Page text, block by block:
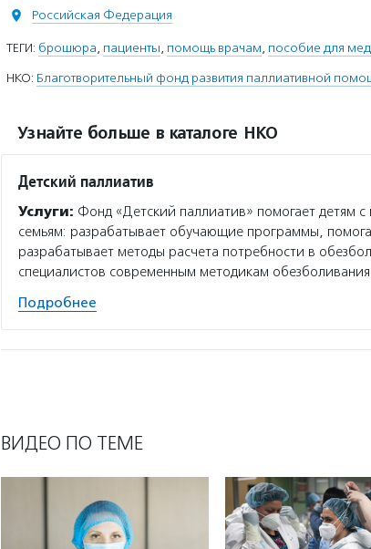
Российская Федерация
ТЕГИ: брошюра, пациенты, помощь врачам, пособие для
НКО: Благотворительный фонд развития паллиативной
Узнайте больше в каталоге НКО
Детский паллиатив
Услуги: Фонд «Детский паллиатив» помогает детям
семьям: разрабатывает обучающие программы,
разрабатывает методы расчета потребности в
специалистов современным методикам
Подробнее
ВИДЕО ПО ТЕМЕ